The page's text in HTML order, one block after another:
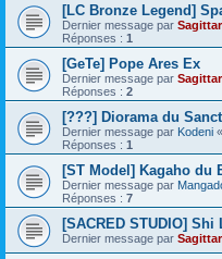
[LC Bronze Legend]
Dernier message par
Réponses : 1
[GeTe] Pope Ares Ex
Dernier message par
Réponses : 2
[???] Diorama du
Dernier message par Kodeni «
Réponses : 1
[ST Model] Kagaho du
Dernier message par
Réponses : 7
[SACRED STUDIO]
Dernier message par